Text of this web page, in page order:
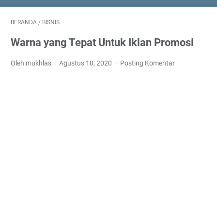
BERANDA / BISNIS
Warna yang Tepat Untuk Iklan Promosi
Oleh mukhlas Agustus 10, 2020 Posting Komentar